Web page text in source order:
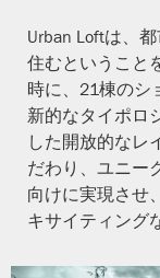
Urban Loftは、
住むということ
時に、21棟のシ
新的なタイポロ
した開放的なレ
だわり、ユニー
向けに実現させ
キサイティング